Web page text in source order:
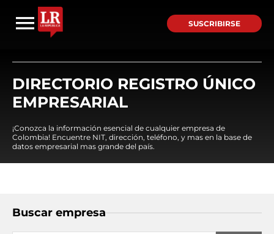
SUSCRIBIRSE
DIRECTORIO REGISTRO ÚNICO
EMPRESARIAL
¡Conozca la información esencial de cualquier empresa de
Colombia! Encuentre NIT, dirección, teléfono, y mas en la base de
datos empresarial mas grande del país.
Buscar empresa